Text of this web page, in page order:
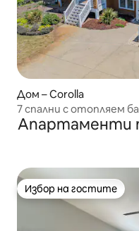
Дом – Corolla
7 спални с отопляем
крачки от плажа!
Апартаменти
Избор на гостите
Избор на гостите